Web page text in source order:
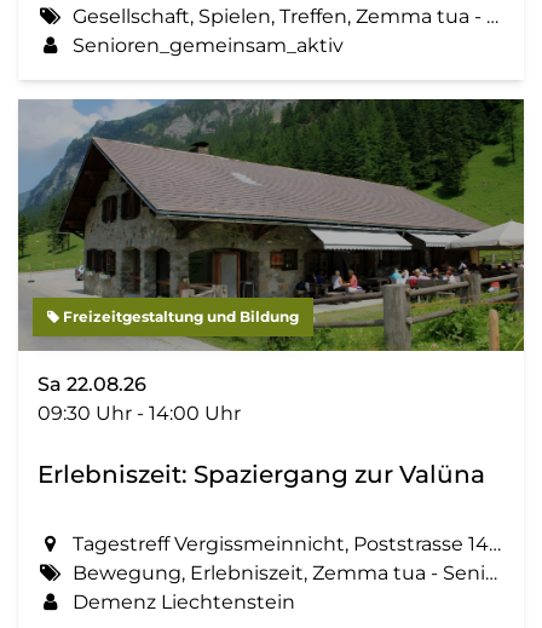
Gesellschaft, Spielen, Treffen, Zemma tua - Senioren gemeinsam aktiv
Senioren_gemeinsam_aktiv
Freizeitgestaltung und Bildung
Sa 22.08.26
09:30 Uhr - 14:00 Uhr
Erlebniszeit: Spaziergang zur Valüna
Tagestreff Vergissmeinnicht, Poststrasse 14 in Schaan
Bewegung, Erlebniszeit, Zemma tua - Senioren gemeinsam aktiv, Spaziergang, Geselligkeit
Demenz Liechtenstein